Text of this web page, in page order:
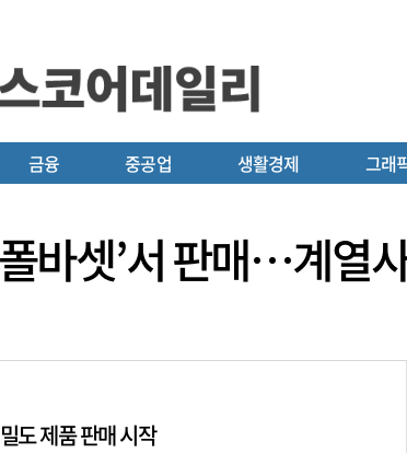
금융 중공업 생활경제 그래
바셋’서 판매…계열
도 제품 판매 시작